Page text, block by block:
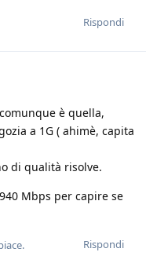
Rispondi
è quella,
a 1G ( ahimè, capita
di qualità risolve.
Mbps per capire se
Rispondi
.